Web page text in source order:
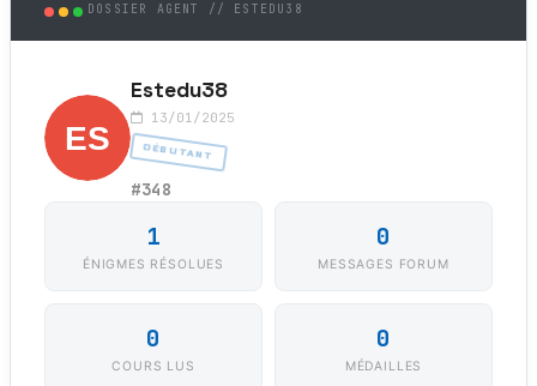
DOSSIER AGENT // ESTEDU38
Estedu38
13/01/2025
DÉBUTANT
#348
1
ÉNIGMES RÉSOLUES
0
MESSAGES FORUM
0
COURS LUS
0
MÉDAILLES